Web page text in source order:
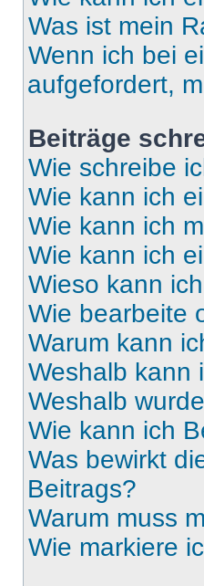
Was ist mein
Wenn ich bei
aufgefordert,
Beiträge
Wie schreibe
Wie kann ich
Wie kann ich
Wie kann ich
Wieso kann
Wie bearbeite
Warum kann
Weshalb kann
Weshalb
Wie kann ich
Was bewirkt
Beitrags?
Warum muss
Wie markiere